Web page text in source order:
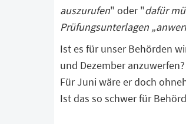
auszurufen" oder "dafür
Prüfungsunterlagen
Ist es für unser Behörden
und Dezember anzuwerfen?
Für Juni wäre er doch
Ist das so schwer für